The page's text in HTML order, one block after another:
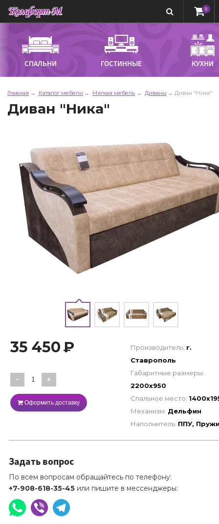
0
СПАЛЬНИ ГОСТИННЫЕ КУХНИ
Главная Каталог мебели Мягкая мебель Диваны Диван "Ника"
Диван "Ника"
35 450₽
− +
Оформить доставку
Производитель: г.
Ставрополь
Габаритные размеры:
2200x950
Спальное место:
Механизм: Дельфин
Наполнитель: ППУ,
Задать вопрос
По всем вопросам обращайтесь по телефону:
+7-908-618-35-45 или пишите в мессенджеры: